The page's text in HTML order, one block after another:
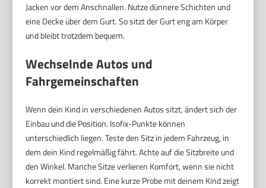
Jacken vor dem Anschnallen. Nutze dünnere Schichten und
eine Decke über dem Gurt. So sitzt der Gurt eng am Körper
und bleibt trotzdem bequem.
Wechselnde Autos und
Fahrgemeinschaften
Wenn dein Kind in verschiedenen Autos sitzt, ändert sich der
Einbau und die Position. Isofix-Punkte können
unterschiedlich liegen. Teste den Sitz in jedem Fahrzeug, in
dem dein Kind regelmäßig fährt. Achte auf die Sitzbreite und
den Winkel. Manche Sitze verlieren Komfort, wenn sie nicht
korrekt montiert sind. Eine kurze Probe mit deinem Kind zeigt